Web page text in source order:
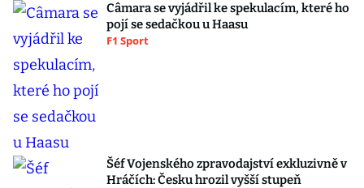
Câmara se vyjádřil ke spekulacím, které ho
pojí se sedačkou u Haasu
F1 Sport
Šéf Vojenského zpravodajství exkluzivně v
Hráčích: Česku hrozil vyšší stupeň